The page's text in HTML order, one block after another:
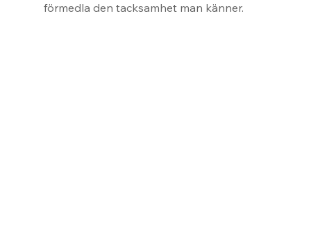
förmedla den tacksamhet man känner.